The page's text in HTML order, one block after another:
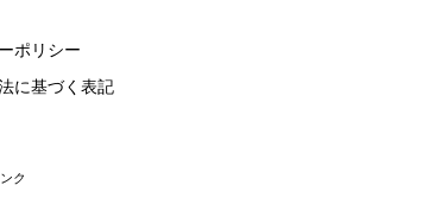
ポリシー
に基づく表記
ク